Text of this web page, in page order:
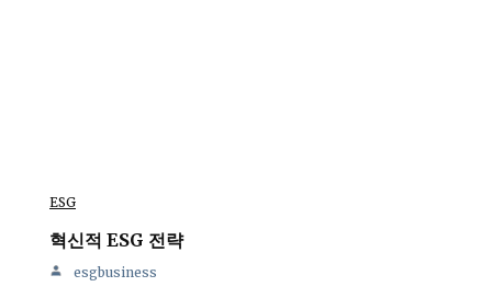
ESG
혁신적 ESG 전략
esgbusiness